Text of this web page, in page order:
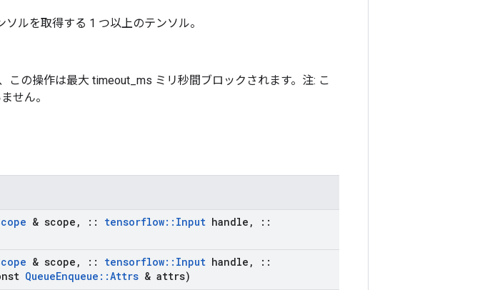
ルを取得する 1 つ以上のテンソル。
この操作は最大 timeout_ms ミリ秒間ブロックされます。注: こ
せん。
& scope , :: tensorflow:: Input handle ,
::
& scope , :: tensorflow:: Input handle ,
::
QueueEnqueue ::Attrs & attrs)